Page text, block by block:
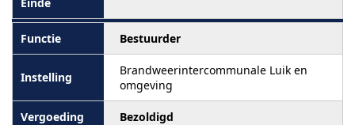
Bestuurder
Brandweerintercommunale Luik en
omgeving
Bezoldigd